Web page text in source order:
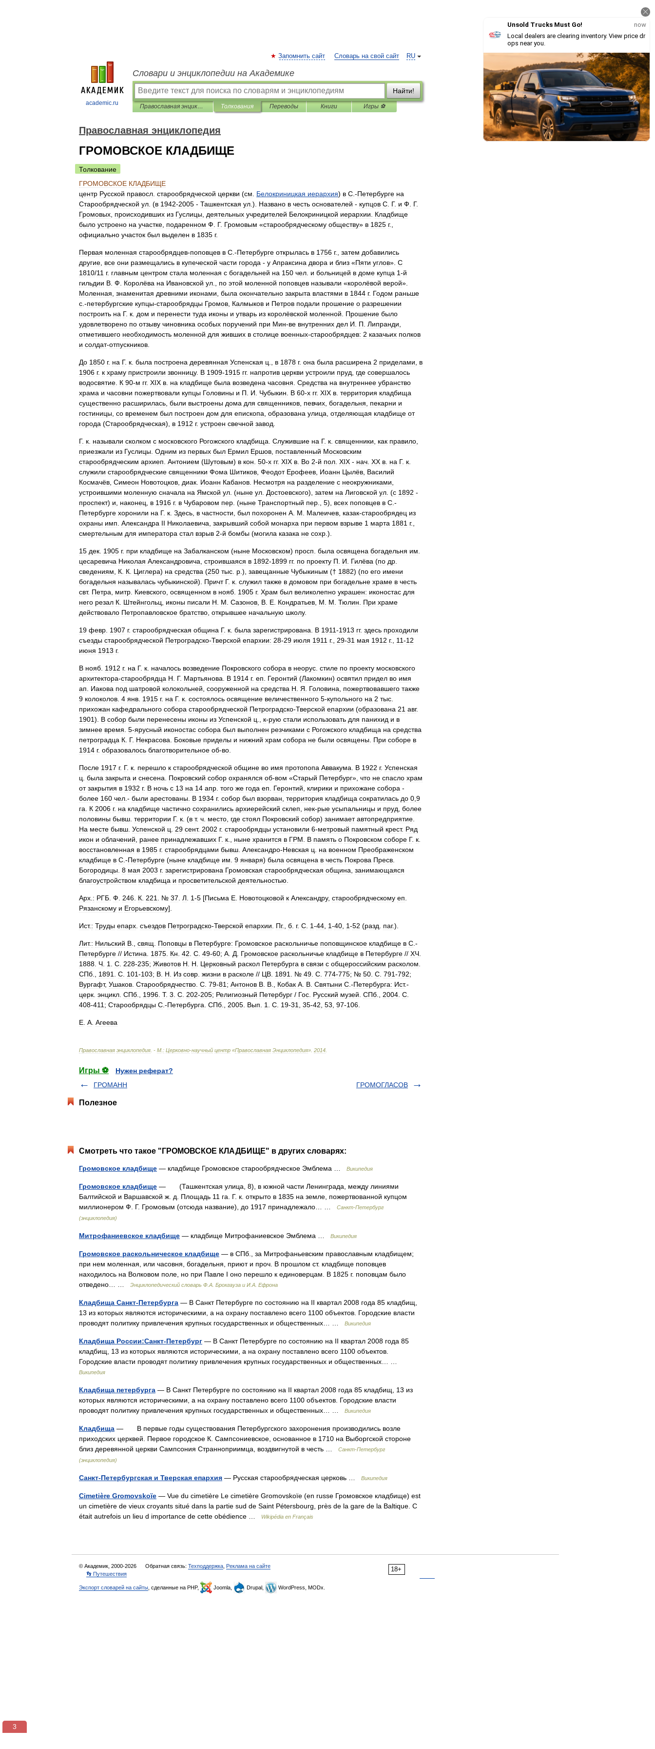
academic.ru
RU
Запомнить сайт Словарь на свой сайт
Словари и энциклопедии на Академике
Найти!
Православная энциклопедия Толкования Переводы Книги Игры ⚽
Православная энциклопедия
ГРОМОВСКОЕ КЛАДБИЩЕ
Толкование
ГРОМОВСКОЕ КЛАДБИЩЕ
центр Русской правосл старообрядческой церкви (см Белокриницкая иерархия) в С .-Петербурге на
Старообрядческой ул . (в 1942-2005 - Ташкентская ул .). Названо в честь основателей - купцов С Г. и Ф Г.
Громовых происходивших из Гуслицы деятельных учредителей Белокриницкой иерархии
Кладбище
было устроено на участке подаренном Ф Г. Громовым «старообрядческому обществу» в 1825 г.,
официально участок был выделен в 1835 г.
Первая моленная старообрядцев-поповцев в С .-Петербурге открылась в 1756 г., затем добавились
другие все они размещались в купеческой части города - у Апраксина двора и близ «Пяти углов». С
1810/11 г. главным центром стала моленная с богадельней на 150 чел и больницей в доме купца 1-й
гильдии В Ф Королёва на Ивановской ул по этой моленной поповцев называли «королёвой верой».
Моленная знаменитая древними иконами была окончательно закрыта властями в 1844 г. Годом раньше
с .-петербургские купцы-старообрядцы Громов Калмыков и Петров подали прошение о разрешении
построить на Г. к дом и перенести туда иконы и утварь из королёвской моленной Прошение было
удовлетворено по отзыву чиновника особых поручений при Мин-ве внутренних дел И П Липранди
отметившего необходимость моленной для живших в столице военных-старообрядцев: 2 казачьих полков
и солдат-отпускников
До 1850 г. на Г. к была построена деревянная Успенская ц в 1878 г. она была расширена 2 приделами
в
1906 г. к храму пристроили звонницу. В 1909-1915 гг. напротив церкви устроили пруд где совершалось
водосвятие К 90-м гг. XIX в на кладбище была возведена часовня Средства на внутреннее убранство
храма и часовни пожертвовали купцы Головины и П И Чубыкин В 60-х гг. XIX в территория кладбища
существенно расширилась были выстроены дома для священников певчих богадельня пекарни и
гостиницы со временем был построен дом для епископа образована улица отделяющая кладбище от
города (Старообрядческая), в 1912 г. устроен свечной завод
Г. к называли сколком с московского Рогожского кладбища Служившие на Г. к священники как правило
приезжали из Гуслицы Одним из первых был Ермил Ершов поставленный Московским
старообрядческим архиеп Антонием (Шутовым) в кон 50-х гг. XIX в Во 2-й пол XIX - нач XX в на Г. к
служили старообрядческие священники Фома Шитиков Феодот Ерофеев Иоанн Цылёв Василий
Космачёв Симеон Новотоцков диак Иоанн Кабанов Несмотря на разделение с неокружниками
устроившими моленную сначала на Ямской ул . (ныне ул Достоевского), затем на Лиговской ул . (с 1892 -
проспект) и наконец в 1916 г. в Чубаровом пер . (ныне Транспортный пер 5), всех поповцев в С .-
Петербурге хоронили на Г. к Здесь в частности был похоронен А М Малеичев казак-старообрядец из
охраны имп Александра II Николаевича закрывший собой монарха при первом взрыве 1 марта 1881 г.,
смертельным для императора стал взрыв 2-й бомбы (могила казака не сохр .).
15 дек 1905 г. при кладбище на Забалканском (ныне Московском) просп была освящена богадельня им
цесаревича Николая Александровича строившаяся в 1892-1899 гг. по проекту П И Гилёва (по др
сведениям
К К Циглера) на средства (250 тыс р .), завещанные Чубыкиным († 1882) (по его имени
богадельня называлась чубыкинской). Причт Г. к служил также в домовом при богадельне храме в честь
свт. Петра митр Киевского освященном в нояб 1905 г. Храм был великолепно украшен: иконостас для
него резал К Штейнгольц иконы писали Н М Сазонов В Е Кондратьев М М Тюлин При храме
действовало Петропавловское братство открывшее начальную школу.
19 февр 1907 г. старообрядческая община Г. к была зарегистрирована В 1911-1913 гг. здесь проходили
съезды старообрядческой Петроградско-Тверской епархии: 28-29 июля 1911 г., 29-31 мая 1912 г., 11-12
июня 1913 г.
В нояб 1912 г. на Г. к началось возведение Покровского собора в неорус стиле по проекту московского
архитектора-старообрядца Н Г. Мартьянова В 1914 г. еп Геронтий (Лакомкин) освятил придел во имя
ап
Иакова под шатровой колокольней сооруженной на средства Н Я Головина пожертвовавшего также
9 колоколов 4 янв 1915 г. на Г. к состоялось освящение величественного 5-купольного на 2 тыс
прихожан кафедрального собора старообрядческой Петроградско-Тверской епархии (образована 21 авг.
1901). В собор были перенесены иконы из Успенской ц к-рую стали использовать для панихид и в
зимнее время 5-ярусный иконостас собора был выполнен резчиками с Рогожского кладбища на средства
петроградца К Г. Некрасова Боковые приделы и нижний храм собора не были освящены При соборе в
1914 г. образовалось благотворительное об-во
После 1917 г. Г. к перешло к старообрядческой общине во имя протопопа Аввакума В 1922 г. Успенская
ц была закрыта и снесена Покровский собор охранялся об-вом «Старый Петербург», что не спасло храм
от закрытия в 1932 г. В ночь с 13 на 14 апр того же года еп Геронтий клирики и прихожане собора -
более 160 чел .- были арестованы В 1934 г. собор был взорван территория кладбища сократилась до 0 9
га
К 2006 г. на кладбище частично сохранились архиерейский склеп нек-рые усыпальницы и пруд более
половины бывш территории Г. к . (в т. ч место где стоял Покровский собор) занимает автопредприятие
На месте бывш Успенской ц 29 сент. 2002 г. старообрядцы установили 6-метровый памятный крест. Ряд
икон и облачений ранее принадлежавших Г. к ныне хранится в ГРМ В память о Покровском соборе Г. к
восстановленная в 1985 г. старообрядцами бывш Александро-Невская ц на военном Преображенском
кладбище в С .-Петербурге (ныне кладбище им 9 января) была освящена в честь Покрова Пресв
Богородицы 8 мая 2003 г. зарегистрирована Громовская старообрядческая община занимающаяся
благоустройством кладбища и просветительской деятельностью
Арх : РГБ Ф 246 К 221 . № 37 Л 1-5 [Письма Е Новотоцковой к Александру, старообрядческому еп
Рязанскому и Егорьевскому].
Ист.: Труды епарх съездов Петроградско-Тверской епархии Пг., б г. С 1-44 1-40 1-52 (разд паг.).
Лит.: Нильский В свящ Поповцы в Петербурге: Громовское раскольничье поповщинское кладбище в С .-
Петербурге // Истина 1875 Кн 42 С 49-60; А Д Громовское раскольничье кладбище в Петербурге // ХЧ
1888 Ч 1 С 228-235; Животов Н Н Церковный раскол Петербурга в связи с общероссийским расколом
СПб
1891 С 101-103; В Н Из совр жизни в расколе // ЦВ 1891 . № 49 С 774-775; № 50 С 791-792;
Вургафт, Ушаков Старообрядчество С 79-81 ; Антонов В В Кобак А В Святыни С .-Петербурга: Ист.-
церк энцикл СПб 1996 Т. 3 С 202-205; Религиозный Петербург / Гос Русский музей СПб 2004 С
408-411 ; Старообрядцы С .-Петербурга СПб 2005 Вып 1 С 19-31 35-42 53 97-106
Е А Агеева
Православная энциклопедия . - М : Церковно-научный центр «Православная Энциклопедия» 2014
Игры ⚽
Нужен реферат?
ГРОМАНН
ГРОМОГЛАСОВ
Полезное
Смотреть что такое "ГРОМОВСКОЕ КЛАДБИЩЕ" в других словарях:
Громовское кладбище — кладбище Громовское старообрядческое Эмблема … Википедия
Громовское кладбище — (Ташкентская улица, 8), в южной части Ленинграда, между линиями
Балтийской и Варшавской ж. д. Площадь 11 га. Г. к. открыто в 1835 на земле, пожертвованной купцом
миллионером Ф. Г. Громовым (отсюда название), до 1917 принадлежало… …
Санкт-Петербург
(энциклопедия)
Митрофаниевское кладбище — кладбище Митрофаниевское Эмблема … Википедия
Громовское раскольническое кладбище — в СПб., за Митрофаньевским православным кладбищем;
при нем моленная, или часовня, богадельня, приют и проч. В прошлом ст. кладбище поповцев
находилось на Волковом поле, но при Павле I оно перешло к единоверцам. В 1825 г. поповцам было
отведено… …
Энциклопедический словарь Ф.А. Брокгауза и И.А. Ефрона
Кладбища Санкт-Петербурга — В Санкт Петербурге по состоянию на II квартал 2008 года 85 кладбищ,
13 из которых являются историческими, а на охрану поставлено всего 1100 объектов. Городские власти
проводят политику привлечения крупных государственных и общественных… …
Википедия
Кладбища России:Санкт-Петербург — В Санкт Петербурге по состоянию на II квартал 2008 года 85
кладбищ, 13 из которых являются историческими, а на охрану поставлено всего 1100 объектов.
Городские власти проводят политику привлечения крупных государственных и общественных… …
Википедия
Кладбища петербурга — В Санкт Петербурге по состоянию на II квартал 2008 года 85 кладбищ, 13 из
которых являются историческими, а на охрану поставлено всего 1100 объектов. Городские власти
проводят политику привлечения крупных государственных и общественных… …
Википедия
Кладбища — В первые годы существования Петербургского захоронения производились возле
приходских церквей. Первое городское К. Сампсониевское, основанное в 1710 на Выборгской стороне
близ деревянной церкви Сампсония Странноприимца, воздвигнутой в честь …
Санкт-Петербург
(энциклопедия)
Санкт-Петербургская и Тверская епархия — Русская старообрядческая церковь … Википедия
Cimetière Gromovskoïe — Vue du cimetière Le cimetière Gromovskoïe (en russe Громовское кладбище) est
un cimetière de vieux croyants situé dans la partie sud de Saint Pétersbourg, près de la gare de la Baltique. C
était autrefois un lieu d importance de cette obédience …
Wikipédia en Français
18+
© Академик, 2000-2026 Обратная связь: Техподдержка Реклама на сайте
👣 Путешествия
Экспорт словарей на сайты , сделанные на PHP, Joomla, Drupal, WordPress, MODx.
3